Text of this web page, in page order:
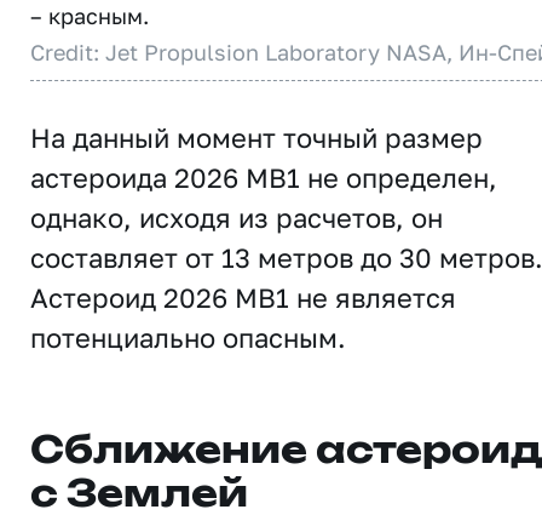
– красным.
Credit: Jet Propulsion Laboratory NASA, Ин-
На данный момент точный размер
астероида 2026 MB1 не определен,
однако, исходя из расчетов, он
составляет от 13 метров до 30 метров.
Астероид 2026 MB1 не является
потенциально опасным.
Сближение
с Землей